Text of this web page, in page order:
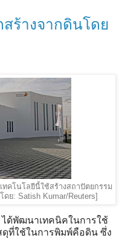
ร้างจากดินโดย
ทคโนโลยีนี้ใช้สร้างสถาปัตยกรรม
ดย: Satish Kumar/Reuters]
ได้พัฒนาเทคนิคในการใช้
ดุที่ใช้ในการพิมพ์คือดิน ซึ่ง